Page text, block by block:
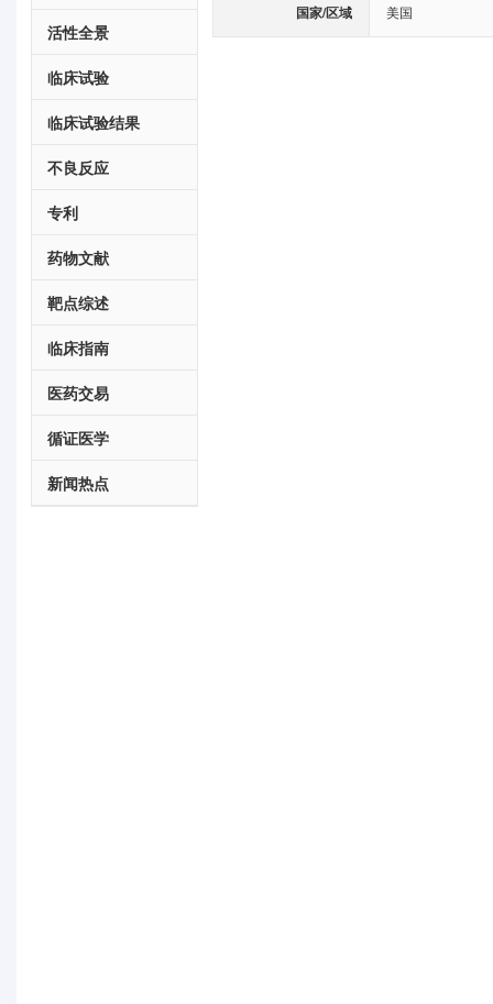
活性全景
临床试验
临床试验结果
不良反应
专利
药物文献
靶点综述
临床指南
医药交易
循证医学
新闻热点
国家/区域 美国